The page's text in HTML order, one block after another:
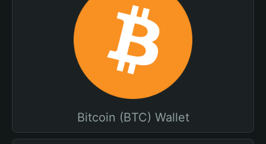
Bitcoin (BTC) Wallet